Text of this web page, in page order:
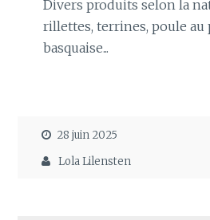
Divers produits selon la
rillettes, terrines, poule au
basquaise...
28 juin 2025
Lola Lilensten